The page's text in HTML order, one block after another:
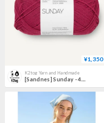
¥1,350
K2tog Yarn and Handmade
[Sandnes] Sunday - 4255